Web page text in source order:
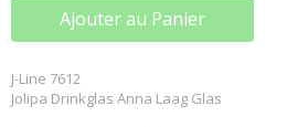
Ajouter au Panier
J-Line 7612
Jolipa Drinkglas Anna Laag Glas